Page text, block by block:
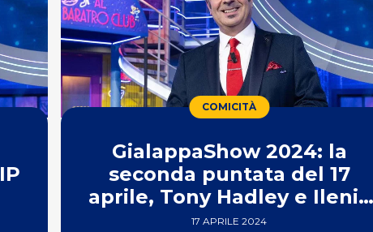
COMICITÀ
GialappaShow 2024: la
seconda puntata del 17
aprile, Tony Hadley e Ilenia
Pastorelli ospiti
17 APRILE 2024